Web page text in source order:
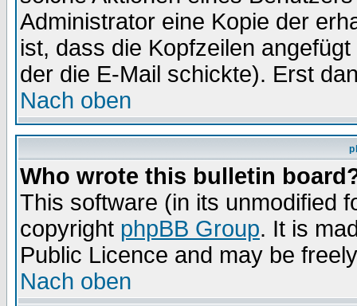
Administrator eine Kopie der
ist, dass die Kopfzeilen
der die E-Mail schickte). Erst
Nach oben
Who wrote this bulletin
This software (in its unmodified
copyright phpBB Group. It is
Public Licence and may be
Nach oben